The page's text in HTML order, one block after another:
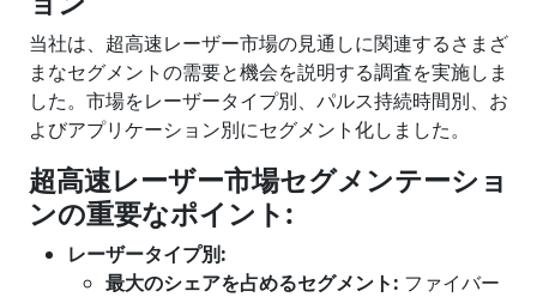
当社は、超高速レーザー市場の見通しに関連するさまざ
まなセグメントの需要と機会を説明する調査を実施しま
した。市場をレーザータイプ別、パルス持続時間別、お
よびアプリケーション別にセグメント化しました。
超高速レーザー市場セグメンテーショ
ンの重要なポイント:
レーザータイプ別:
最大のシェアを占めるセグメント: ファイバー